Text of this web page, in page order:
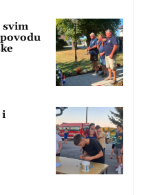
svim
i